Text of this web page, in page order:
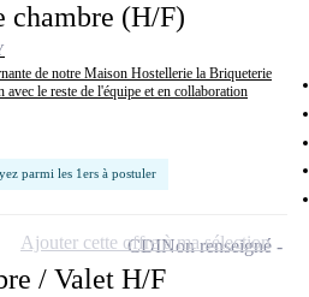
chambre (H/F)
de notre Maison Hostellerie la Briqueterie
le reste de l'équipe et en collaboration
parmi les 1ers à postuler
/ Valet H/F
CDINon renseigné
Ajouter cette offre à ma sélection